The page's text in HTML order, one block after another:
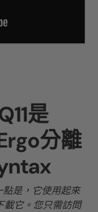
是
分離
點是，它使用起來
載它。您只需訪問